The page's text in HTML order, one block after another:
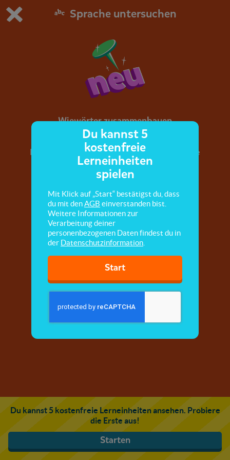
Du spielst die kostenfreie Testversion von scoyo.
Jetzt bestellen
0 1
Sprache untersuchen
Wiewörter zusammenbauen
In dieser Übung geht es um zusammengesetzte
Wiewörter.
Du kannst 5 kostenfreie Lerneinheiten ansehen. Probiere
die Erste aus!
Starten
Du kannst 5
kostenfreie
Lerneinheiten
spielen
Mit Klick auf „Start“ bestätigst du, dass
du mit denAGB einverstanden bist.
Weitere Informationen zur
Verarbeitung deiner
personenbezogenen Daten findest du in
der Datenschutzinformation
Start